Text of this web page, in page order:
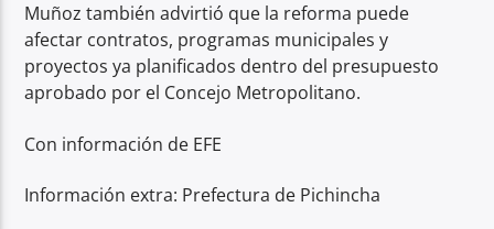
Muñoz también advirtió que la reforma puede
afectar contratos, programas municipales y
proyectos ya planificados dentro del presupuesto
aprobado por el Concejo Metropolitano.
Con información de EFE
Información extra: Prefectura de Pichincha